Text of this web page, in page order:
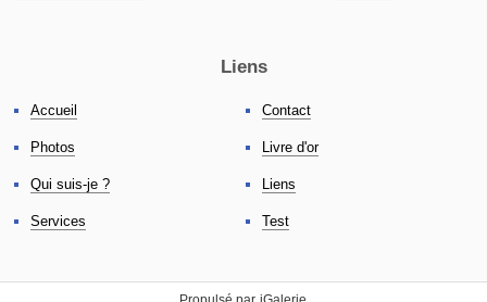
Liens
Accueil
Photos
Qui suis-je ?
Services
Contact
Livre d'or
Liens
Test